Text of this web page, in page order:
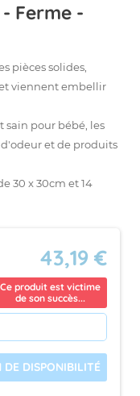
Ferme -
pièces solides,
viennent embellir
sain pour bébé, les
et de produits
30 x 30cm et 14
43,19 €
Ce produit est victime
de son succès...
DISPONIBILITÉ